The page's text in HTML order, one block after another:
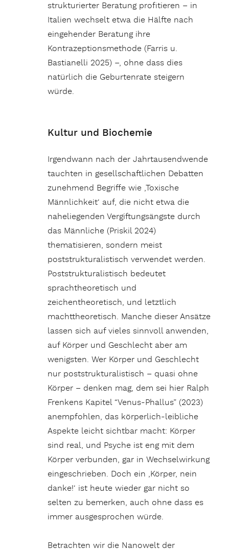
strukturierter Beratung profitieren – in
Italien wechselt etwa die Hälfte nach
eingehender Beratung ihre
Kontrazeptionsmethode (Farris u.
Bastianelli 2025) –, ohne dass dies
natürlich die Geburtenrate steigern
würde.
Kultur und Biochemie
Irgendwann nach der Jahrtausendwende
tauchten in gesellschaftlichen Debatten
zunehmend Begriffe wie ‚Toxische
Männlichkeit‘ auf, die nicht etwa die
naheliegenden Vergiftungsängste durch
das Männliche (Priskil 2024)
thematisieren, sondern meist
poststrukturalistisch verwendet werden.
Poststrukturalistisch bedeutet
sprachtheoretisch und
zeichentheoretisch, und letztlich
machttheoretisch. Manche dieser Ansätze
lassen sich auf vieles sinnvoll anwenden,
auf Körper und Geschlecht aber am
wenigsten. Wer Körper und Geschlecht
nur poststrukturalistisch – quasi ohne
Körper – denken mag, dem sei hier Ralph
Frenkens Kapitel “Venus-Phallus” (2023)
anempfohlen, das körperlich-leibliche
Aspekte leicht sichtbar macht: Körper
sind real, und Psyche ist eng mit dem
Körper verbunden, gar in Wechselwirkung
eingeschrieben. Doch ein ‚Körper, nein
danke!‘ ist heute wieder gar nicht so
selten zu bemerken, auch ohne dass es
immer ausgesprochen würde.
Betrachten wir die Nanowelt der